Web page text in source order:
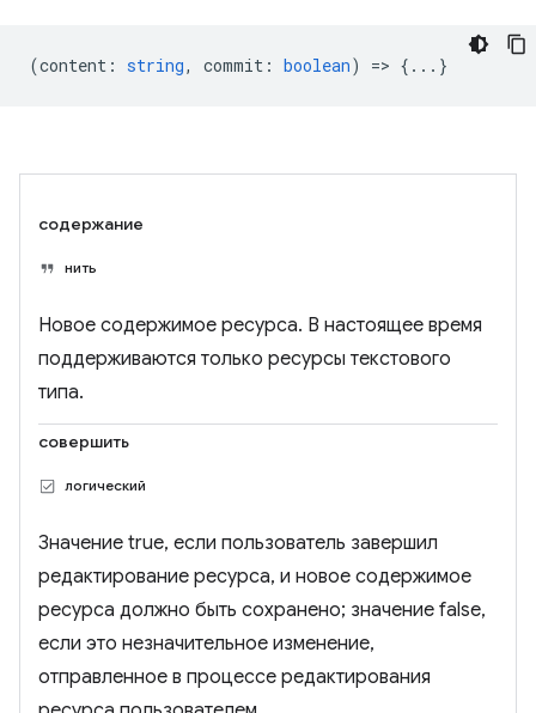
(content : string, commit : boolean) => {...}
содержание
нить
Новое содержимое ресурса. В настоящее время
поддерживаются только ресурсы текстового
типа.
совершить
логический
Значение true, если пользователь завершил
редактирование ресурса, и новое содержимое
ресурса должно быть сохранено; значение false,
если это незначительное изменение,
отправленное в процессе редактирования